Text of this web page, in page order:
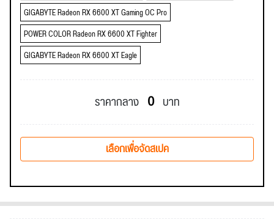
GIGABYTE Radeon RX 6600 XT Gaming OC Pro
POWER COLOR Radeon RX 6600 XT Fighter
GIGABYTE Radeon RX 6600 XT Eagle
ราคากลาง 0 บาท
เลือกเพื่อจัดสเปค